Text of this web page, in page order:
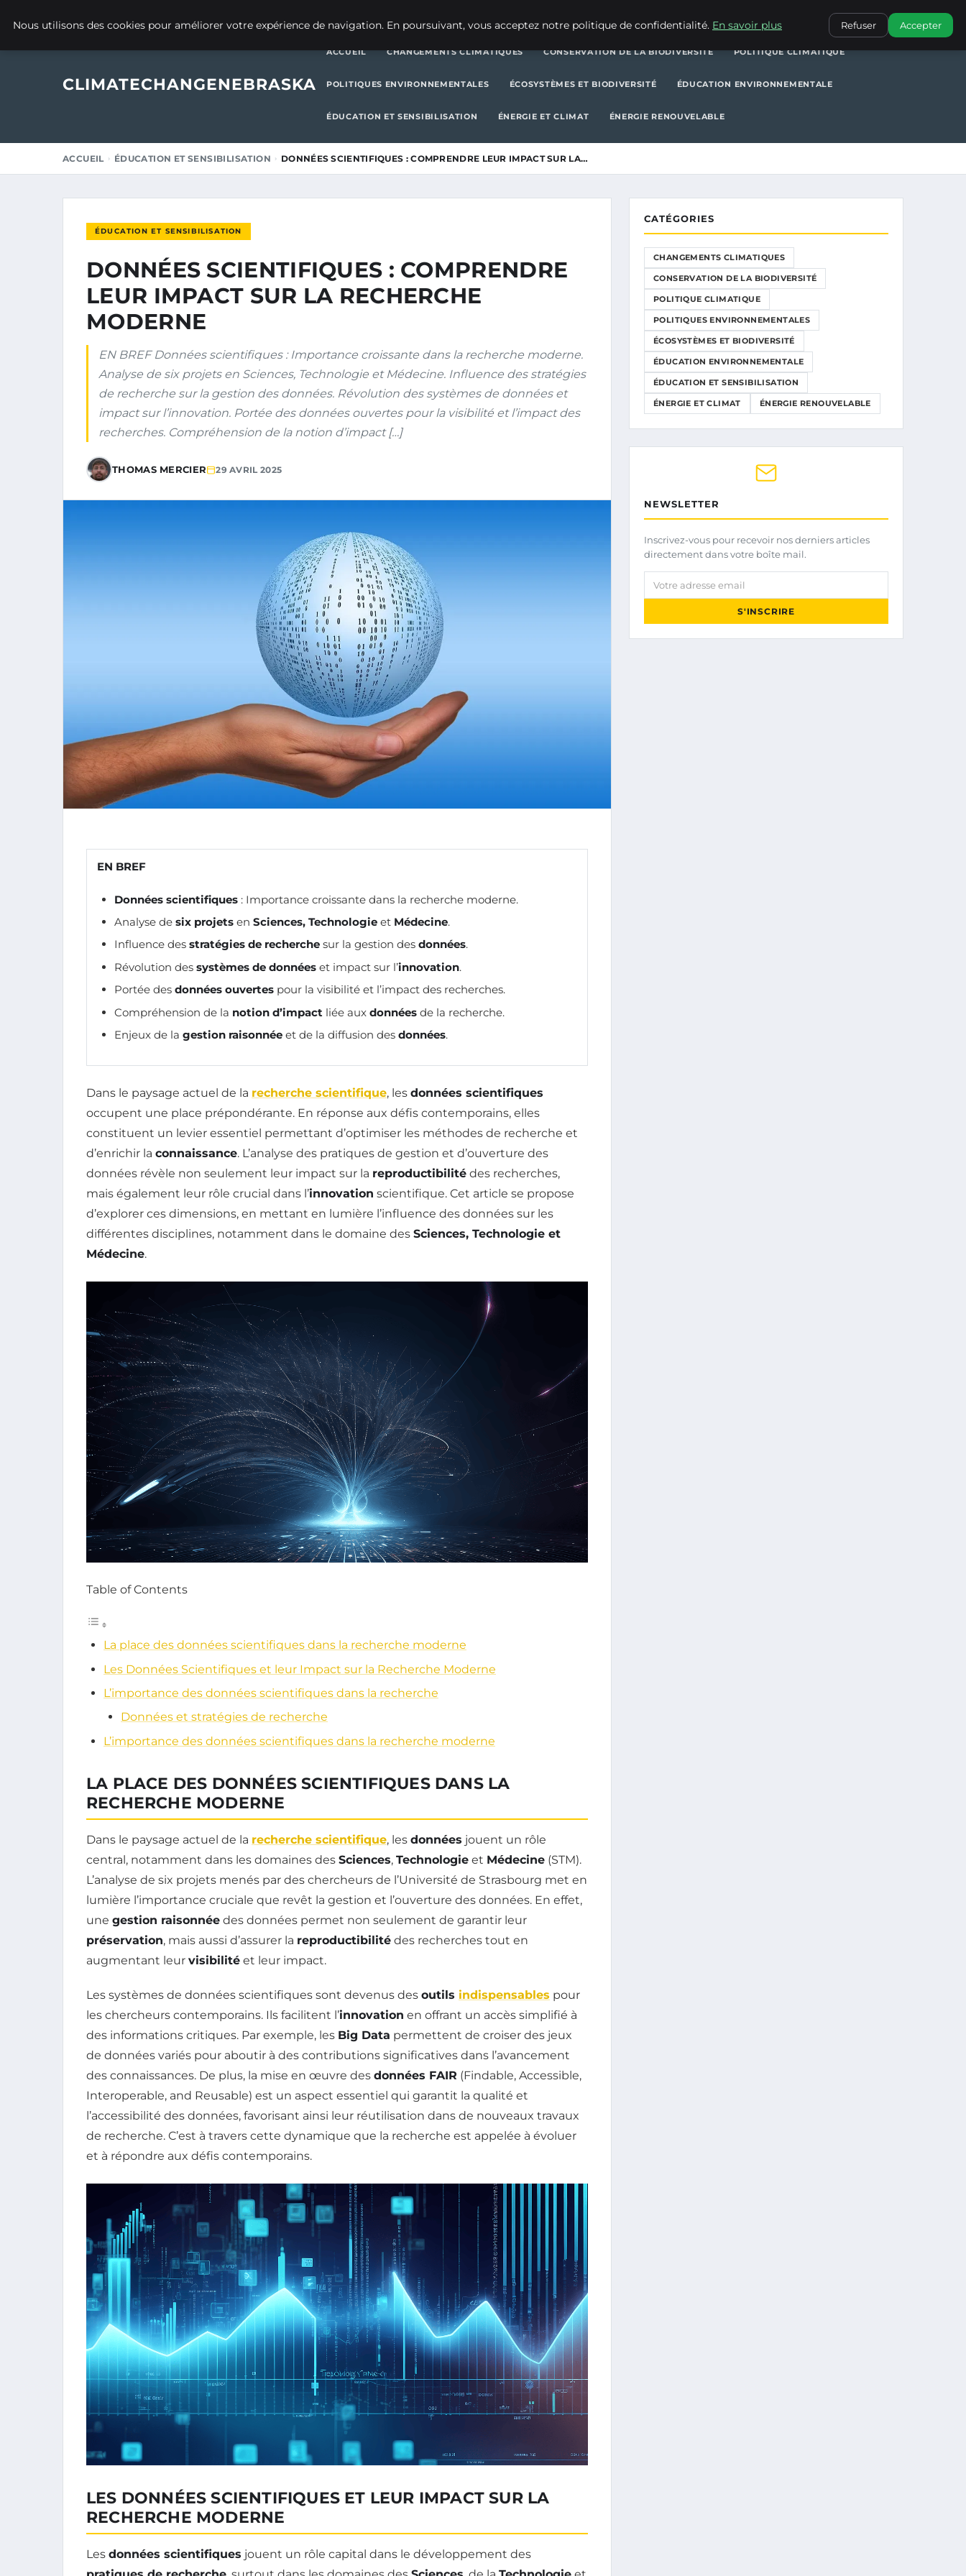
POLITIQUES ENVIRONNEMENTALES
CLIMATECHANGENEBRASKA
ACCUEIL CHANGEMENTS CLIMATIQUES CONSERVATION DE LA BIODIVERSITÉ POLITIQUE CLIMATIQUE
POLITIQUES ENVIRONNEMENTALES ÉCOSYSTÈMES ET BIODIVERSITÉ ÉDUCATION ENVIRONNEMENTALE
ÉDUCATION ET SENSIBILISATION ÉNERGIE ET CLIMAT ÉNERGIE RENOUVELABLE
ACCUEIL ÉDUCATION ET SENSIBILISATION DONNÉES SCIENTIFIQUES : COMPRENDRE LEUR IMPACT SUR LA…
ÉDUCATION ET SENSIBILISATION
DONNÉES SCIENTIFIQUES : COMPRENDRE
LEUR IMPACT SUR LA RECHERCHE
MODERNE
EN BREF Données scientifiques : Importance croissante dans la recherche moderne.
Analyse de six projets en Sciences, Technologie et Médecine. Influence des stratégies
de recherche sur la gestion des données. Révolution des systèmes de données et
impact sur l’innovation. Portée des données ouvertes pour la visibilité et l’impact des
recherches. Compréhension de la notion d’impact […]
THOMAS MERCIER 29 AVRIL 2025
EN BREF
Données scientifiques : Importance croissante dans la recherche moderne.
Analyse de six projets en Sciences, Technologie et Médecine.
Influence des stratégies de recherche sur la gestion des données.
Révolution des systèmes de données et impact sur l’innovation.
Portée des données ouvertes pour la visibilité et l’impact des recherches.
Compréhension de la notion d’impact liée aux données de la recherche.
Enjeux de la gestion raisonnée et de la diffusion des données.
Dans le paysage actuel de la recherche scientifique, les données scientifiques
occupent une place prépondérante. En réponse aux défis contemporains, elles
constituent un levier essentiel permettant d’optimiser les méthodes de recherche et
d’enrichir la connaissance. L’analyse des pratiques de gestion et d’ouverture des
données révèle non seulement leur impact sur la reproductibilité des recherches,
mais également leur rôle crucial dans l’innovation scientifique. Cet article se propose
d’explorer ces dimensions, en mettant en lumière l’influence des données sur les
différentes disciplines, notamment dans le domaine des Sciences, Technologie et
Médecine.
Table of Contents
La place des données scientifiques dans la recherche moderne
Les Données Scientifiques et leur Impact sur la Recherche Moderne
L’importance des données scientifiques dans la recherche
Données et stratégies de recherche
L’importance des données scientifiques dans la recherche moderne
LA PLACE DES DONNÉES SCIENTIFIQUES DANS LA
RECHERCHE MODERNE
Dans le paysage actuel de la recherche scientifique, les données jouent un rôle
central, notamment dans les domaines des Sciences, Technologie et Médecine (STM).
L’analyse de six projets menés par des chercheurs de l’Université de Strasbourg met en
lumière l’importance cruciale que revêt la gestion et l’ouverture des données. En effet,
une gestion raisonnée des données permet non seulement de garantir leur
préservation, mais aussi d’assurer la reproductibilité des recherches tout en
augmentant leur visibilité et leur impact.
Les systèmes de données scientifiques sont devenus des outils indispensables pour
les chercheurs contemporains. Ils facilitent l’innovation en offrant un accès simplifié à
des informations critiques. Par exemple, les Big Data permettent de croiser des jeux
de données variés pour aboutir à des contributions significatives dans l’avancement
des connaissances. De plus, la mise en œuvre des données FAIR (Findable, Accessible,
Interoperable, and Reusable) est un aspect essentiel qui garantit la qualité et
l’accessibilité des données, favorisant ainsi leur réutilisation dans de nouveaux travaux
de recherche. C’est à travers cette dynamique que la recherche est appelée à évoluer
et à répondre aux défis contemporains.
LES DONNÉES SCIENTIFIQUES ET LEUR IMPACT SUR LA
RECHERCHE MODERNE
Les données scientifiques jouent un rôle capital dans le développement des
CATÉGORIES
CHANGEMENTS CLIMATIQUES
CONSERVATION DE LA BIODIVERSITÉ
POLITIQUE CLIMATIQUE
POLITIQUES ENVIRONNEMENTALES
ÉCOSYSTÈMES ET BIODIVERSITÉ
ÉDUCATION ENVIRONNEMENTALE
ÉDUCATION ET SENSIBILISATION
ÉNERGIE ET CLIMAT ÉNERGIE RENOUVELABLE
NEWSLETTER
Inscrivez-vous pour recevoir nos derniers articles
directement dans votre boîte mail.
Votre adresse email
S'INSCRIRE
Nous utilisons des cookies pour améliorer votre expérience de navigation. En poursuivant, vous acceptez notre politique de confidentialité. En savoir plus Refuser Accepter